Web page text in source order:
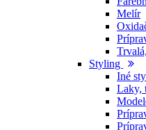
Melír
Styling
Iné
Laky,